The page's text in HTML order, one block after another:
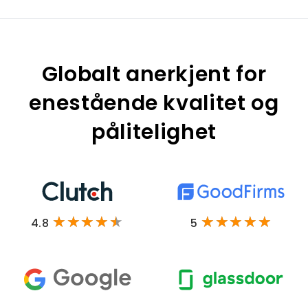
Globalt anerkjent for
enestående kvalitet og
pålitelighet
4.8 5